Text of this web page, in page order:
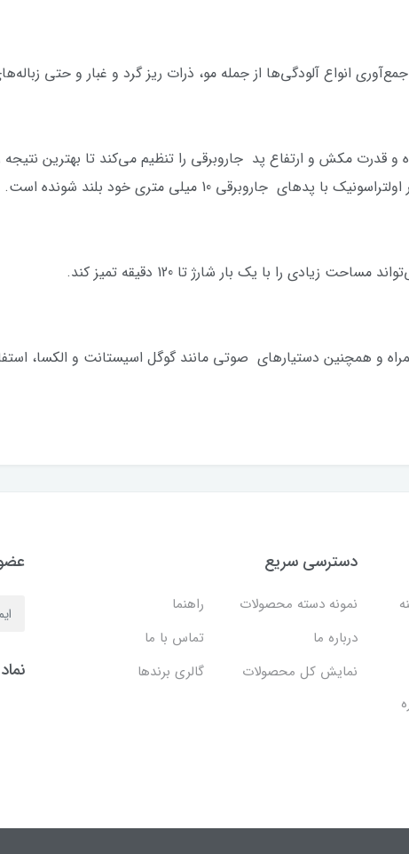
و قدرت مکش و ارتفاع پد جاروبرقی را تنظیم می‌کند تا بهترین
جاروبرقی 10 میلی متری خود بلند شونده است.
و همچنین دستیارهای صوتی مانند گوگل اسیستانت و الکسا،
دسترسی سریع
نمونه دسته محصولات
راهنما
درباره ما
تماس با ما
نمایش کل محصولات
گالری برندها